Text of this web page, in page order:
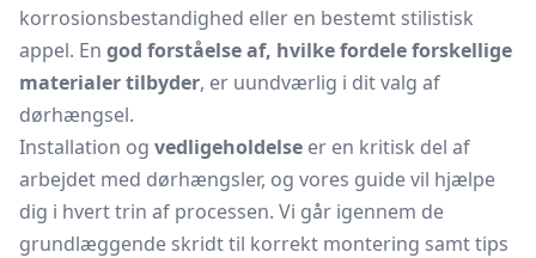
korrosionsbestandighed eller en bestemt stilistisk
appel. En god forståelse af, hvilke fordele forskellige
materialer tilbyder, er uundværlig i dit valg af
dørhængsel.
Installation og vedligeholdelse er en kritisk del af
arbejdet med dørhængsler, og vores guide vil hjælpe
dig i hvert trin af processen. Vi går igennem de
grundlæggende skridt til korrekt montering samt tips